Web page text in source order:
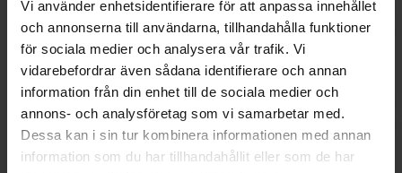
Vi använder enhetsidentifierare för att anpassa innehållet
och annonserna till användarna, tillhandahålla funktioner
för sociala medier och analysera vår trafik. Vi
vidarebefordrar även sådana identifierare och annan
information från din enhet till de sociala medier och
annons- och analysföretag som vi samarbetar med.
Dessa kan i sin tur kombinera informationen med annan
information som du har tillhandahållit eller som de har
Park Lane Mini Peach Rings 2kg
(BF:2026-10-17)
179.90 kr
Køb
Trolli Pingummi